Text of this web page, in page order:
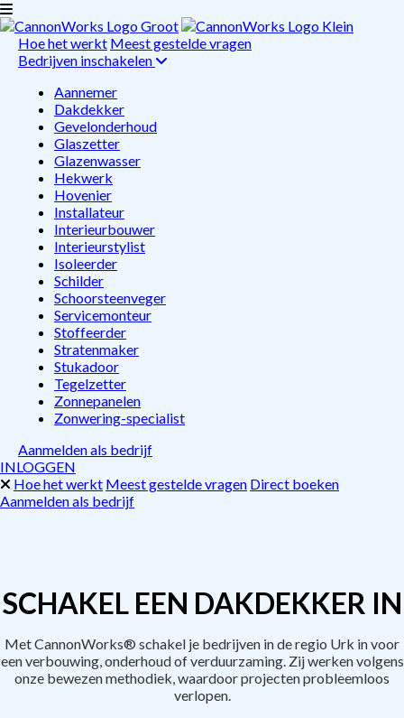
Hoe het werkt Meest gestelde vragen
Bedrijven inschakelen
Aannemer
Dakdekker
Gevelonderhoud
Glaszetter
Glazenwasser
Hekwerk
Hovenier
Installateur
Interieurbouwer
Interieurstylist
Isoleerder
Schilder
Schoorsteenveger
Servicemonteur
Stoffeerder
Stratenmaker
Stukadoor
Tegelzetter
Zonnepanelen
Zonwering-specialist
Aanmelden als bedrijf
INLOGGEN
Hoe het werkt Meest gestelde vragen Direct boeken
Aanmelden als bedrijf
SCHAKEL EEN DAKDEKKER IN
Met CannonWorks® schakel je bedrijven in de regio Urk in voor
een verbouwing, onderhoud of verduurzaming. Zij werken volgens
onze bewezen methodiek, waardoor projecten probleemloos
verlopen.